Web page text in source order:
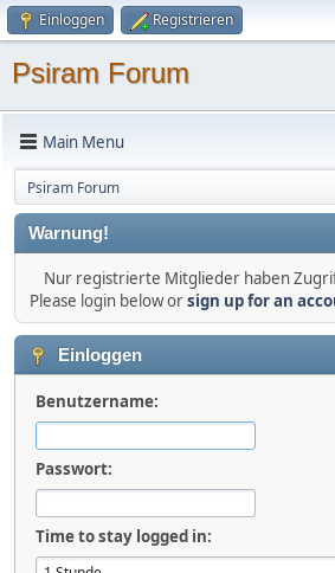
Einloggen Registrieren
Psiram Forum
Main Menu
Psiram Forum
Warnung!
Nur registrierte Mitglieder haben
Please login below orsign up for an
Einloggen
Benutzername:
Passwort:
Time to stay logged in: